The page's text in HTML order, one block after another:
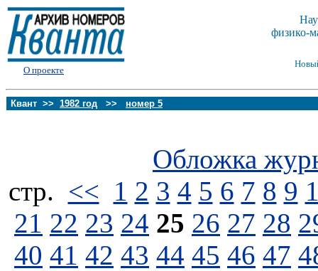
О проекте
физико-
Квант >> 1982 год >> номер 5
Обложка
стp. << 1 2 3 4 5 6 7 8 9
21 22 23 24 25 26 27 28
40 41 42 43 44 45 46 47